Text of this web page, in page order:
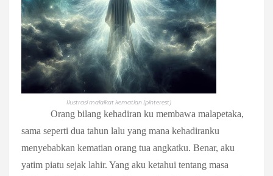
Ilustrasi malaikat kematian (pinterest)
Orang bilang kehadiran ku membawa malapetaka,
sama seperti dua tahun lalu yang mana kehadiranku
menyebabkan kematian orang tua angkatku. Benar, aku
yatim piatu sejak lahir. Yang aku ketahui tentang masa